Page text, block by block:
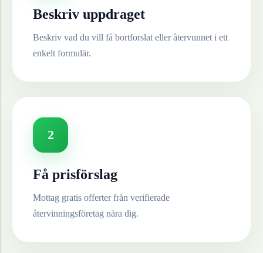
Beskriv uppdraget
Beskriv vad du vill få bortforslat eller återvunnet i ett
enkelt formulär.
2
Få prisförslag
Mottag gratis offerter från verifierade
återvinningsföretag nära dig.